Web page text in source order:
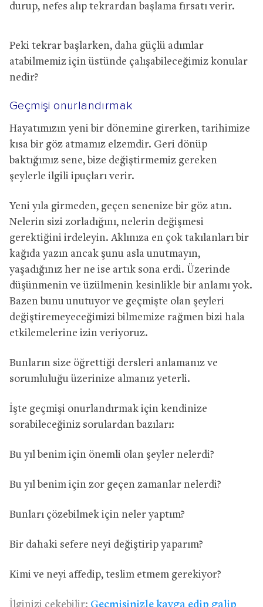
durup, nefes alıp tekrardan başlama fırsatı verir.
Peki tekrar başlarken, daha güçlü adımlar
atabilmemiz için üstünde çalışabileceğimiz konular
nedir?
Geçmişi onurlandırmak
Hayatımızın yeni bir dönemine girerken, tarihimize
kısa bir göz atmamız elzemdir. Geri dönüp
baktığımız sene, bize değiştirmemiz gereken
şeylerle ilgili ipuçları verir.
Yeni yıla girmeden, geçen senenize bir göz atın.
Nelerin sizi zorladığını, nelerin değişmesi
gerektiğini irdeleyin. Aklınıza en çok takılanları bir
kağıda yazın ancak şunu asla unutmayın,
yaşadığınız her ne ise artık sona erdi. Üzerinde
düşünmenin ve üzülmenin kesinlikle bir anlamı yok.
Bazen bunu unutuyor ve geçmişte olan şeyleri
değiştiremeyeceğimizi bilmemize rağmen bizi hala
etkilemelerine izin veriyoruz.
Bunların size öğrettiği dersleri anlamanız ve
sorumluluğu üzerinize almanız yeterli.
İşte geçmişi onurlandırmak için kendinize
sorabileceğiniz sorulardan bazıları:
Bu yıl benim için önemli olan şeyler nelerdi?
Bu yıl benim için zor geçen zamanlar nelerdi?
Bunları çözebilmek için neler yaptım?
Bir dahaki sefere neyi değiştirip yaparım?
Kimi ve neyi affedip, teslim etmem gerekiyor?